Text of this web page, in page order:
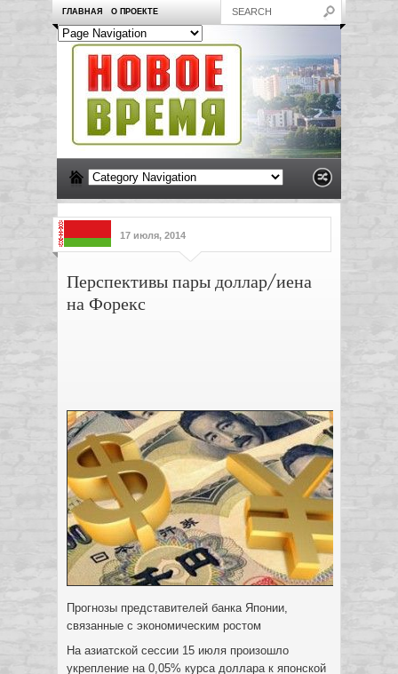
ГЛАВНАЯ О ПРОЕКТЕ
17 июля, 2014
Перспективы пары доллар/иена
на Форекс
Прогнозы представителей банка Японии,
связанные с экономическим ростом
На азиатской сессии 15 июля произошло
укрепление на 0,05% курса доллара к японской